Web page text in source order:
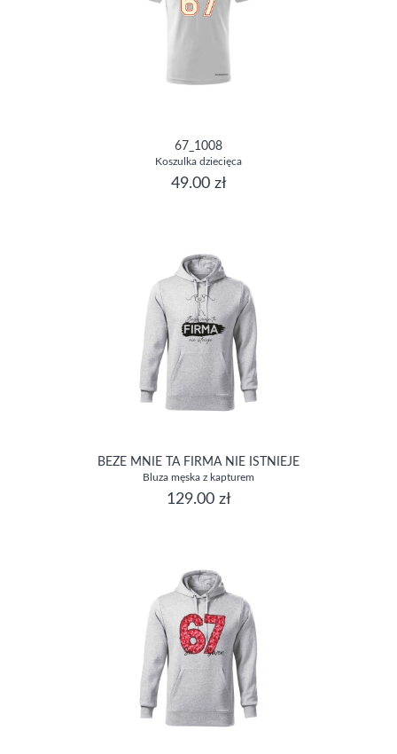
67_1008
Koszulka dziecięca
49.00 zł
BEZE MNIE TA FIRMA NIE ISTNIEJE
Bluza męska z kapturem
129.00 zł